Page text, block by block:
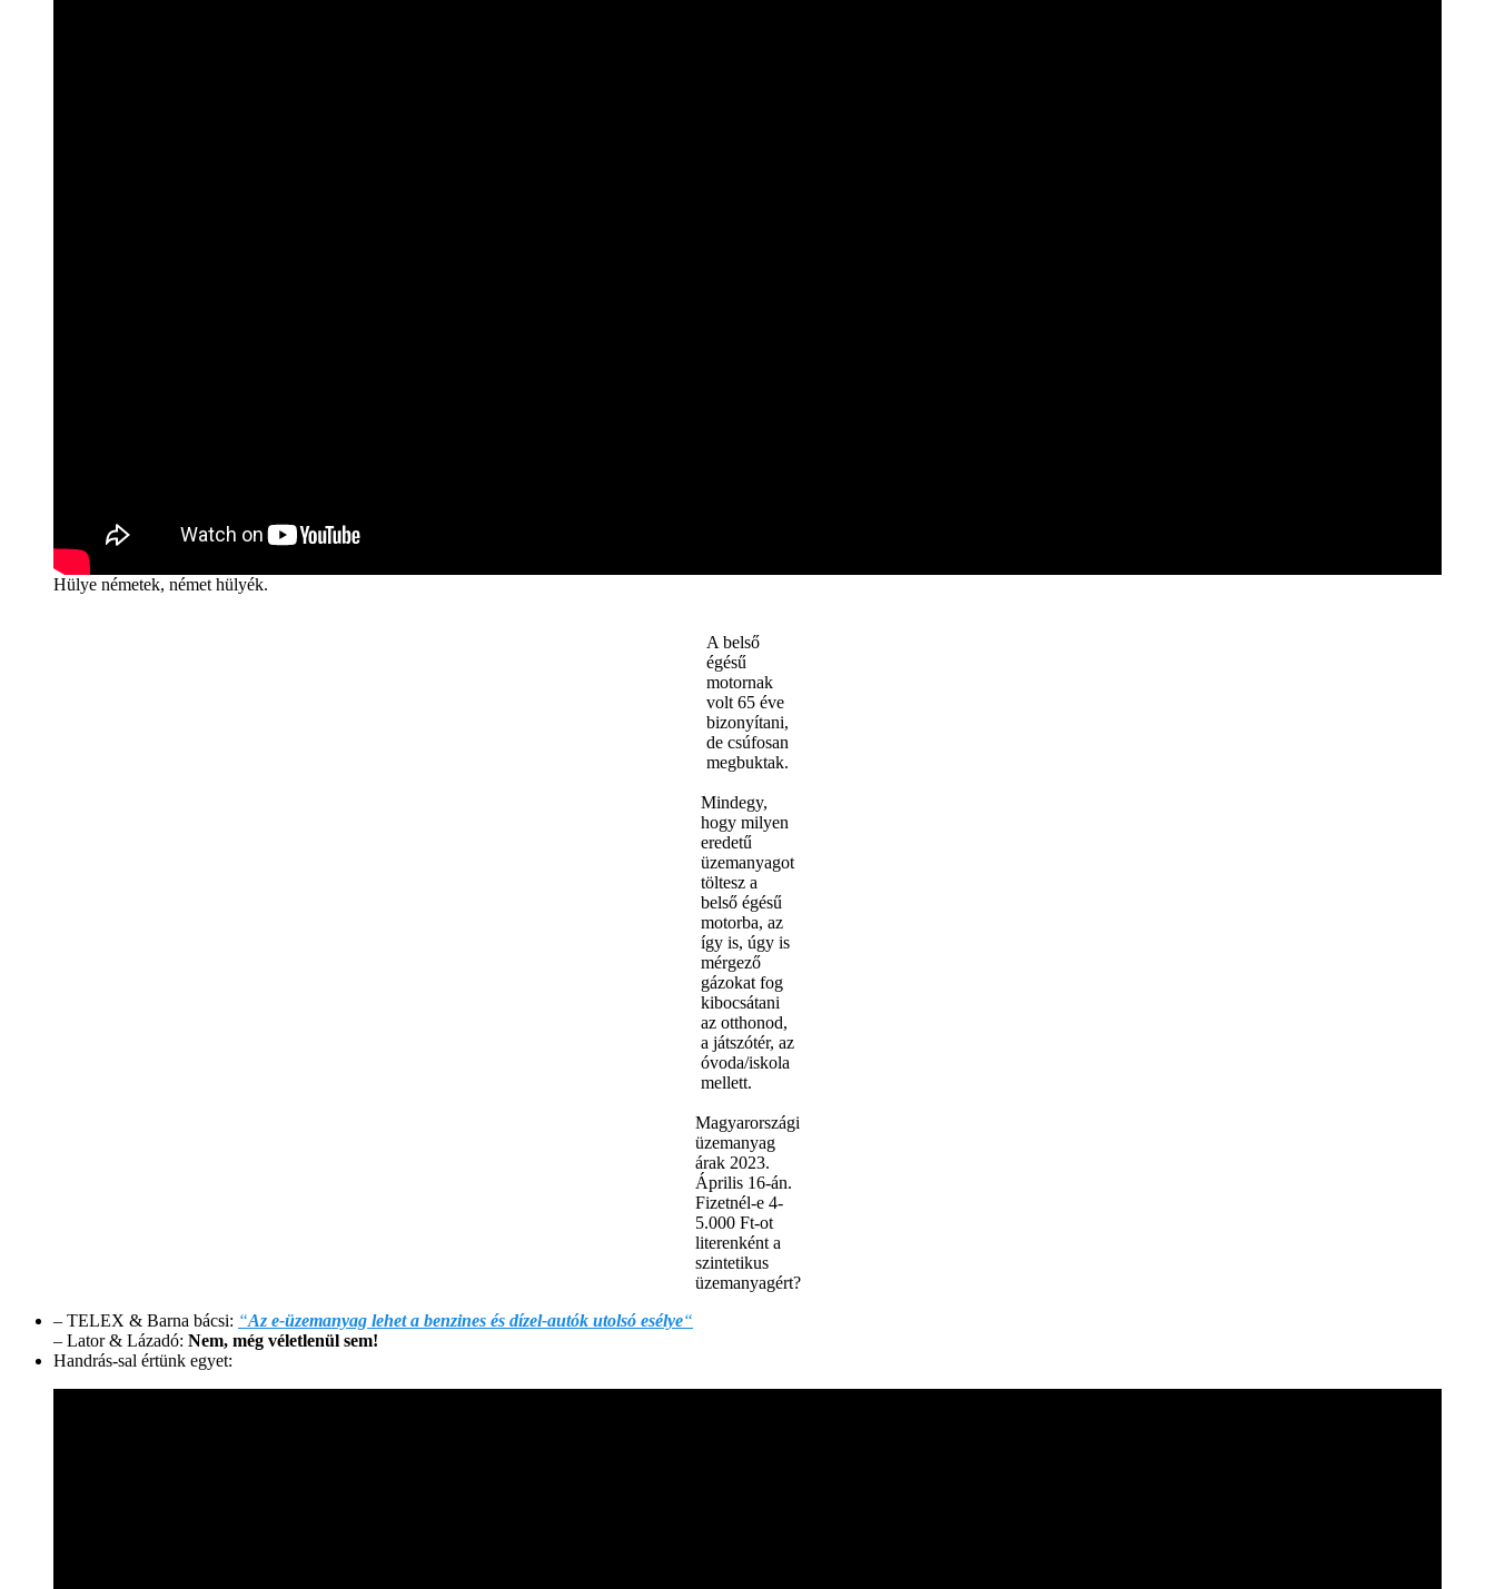
Hülye németek, német hülyék.
A belső
égésű
motornak
volt 65 éve
bizonyítani,
de csúfosan
megbuktak.
Mindegy,
hogy milyen
eredetű
üzemanyagot
töltesz a
belső égésű
motorba, az
így is, úgy is
mérgező
gázokat fog
kibocsátani
az otthonod,
a játszótér, az
óvoda/iskola
mellett.
Magyarországi
üzemanyag
árak 2023.
Április 16-án.
Fizetnél-e 4-
5.000 Ft-ot
literenként a
szintetikus
üzemanyagért?
– TELEX & Barna bácsi: “Az e-üzemanyag lehet a benzines és dízel-autók utolsó esélye“
– Lator & Lázadó: Nem, még véletlenül sem!
Handrás-sal értünk egyet: